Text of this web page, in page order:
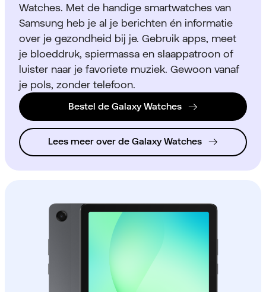
Watches. Met de handige smartwatches van
Samsung heb je al je berichten én informatie
over je gezondheid bij je. Gebruik apps, meet
je bloeddruk, spiermassa en slaappatroon of
luister naar je favoriete muziek. Gewoon vanaf
je pols, zonder telefoon.
Bestel de Galaxy Watches
Lees meer over de Galaxy Watches